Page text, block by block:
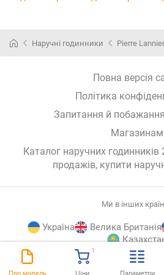
1
Наручні годинники Pierre Lannier
Повна версія
Політика
Запитання й
Магазинам
Каталог наручних годинників
продажів, купити
Ми в інших
Україна Велика Британія
© E-Katalog, 2026